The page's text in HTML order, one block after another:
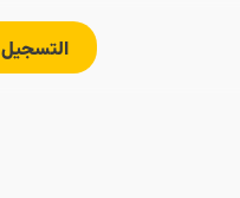
التسجيل